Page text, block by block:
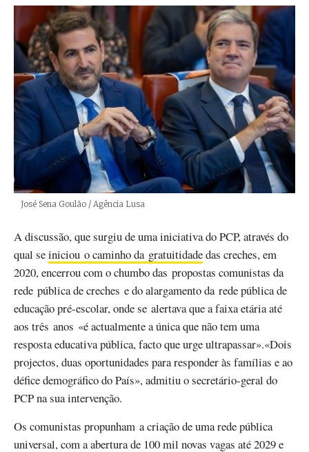
Créditos
José Sena Goulão / Agência Lusa
A discussão, que surgiu de uma iniciativa do PCP, através do
qual seiniciou o caminho da gratuitidadedas creches, em
2020, encerrou com o chumbo das propostas comunistas da
rede pública de creches e do alargamento da rede pública de
educação pré-escolar, onde se alertava que a faixa etária até
aos três anos «é actualmente a única que não tem uma
resposta educativa pública, facto que urge ultrapassar».«Dois
projectos, duas oportunidades para responder às famílias e ao
défice demográfico do País», admitiu o secretário-geral do
PCP na sua intervenção.
Os comunistas propunham a criação de uma rede pública
universal, com a abertura de 100 mil novas vagas até 2029 e